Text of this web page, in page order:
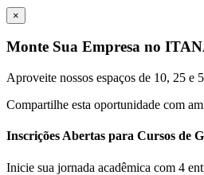
×
Monte Sua Empresa no
Aproveite nossos espaços de 10, 25 e
Compartilhe esta oportunidade com
Inscrições Abertas para Cursos de
Inicie sua jornada acadêmica com 4